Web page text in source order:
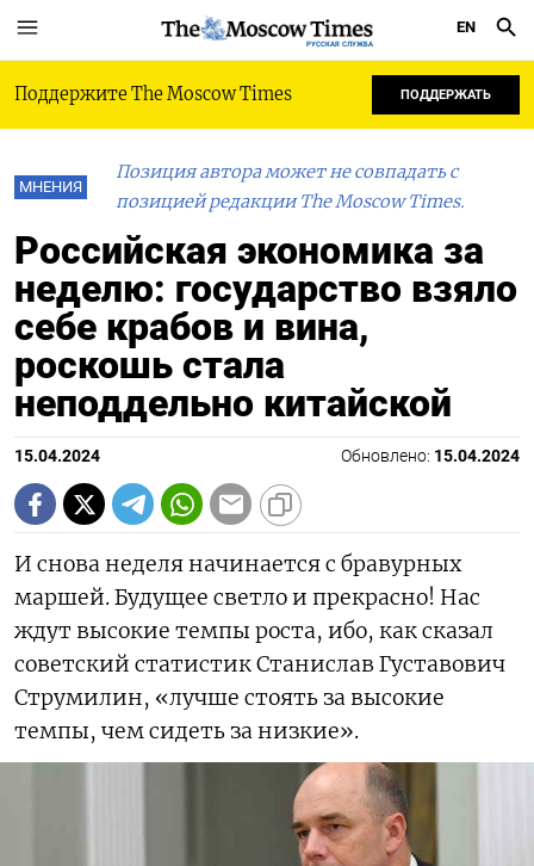
РУССКАЯ СЛУЖБА
EN
Поддержите The Moscow Times ПОДДЕРЖАТЬ
МНЕНИЯ
Позиция автора может не совпадать с
позицией редакции The Moscow Times.
Российская экономика за
неделю: государство взяло
себе крабов и вина,
роскошь стала
неподдельно китайской
15.04.2024 Обновлено: 15.04.2024
И снова неделя начинается с бравурных
маршей. Будущее светло и прекрасно! Нас
ждут высокие темпы роста, ибо, как сказал
советский статистик Станислав Густавович
Струмилин, «лучше стоять за высокие
темпы, чем сидеть за низкие».